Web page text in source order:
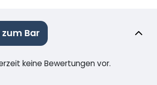
Bar
keine Bewertungen vor.